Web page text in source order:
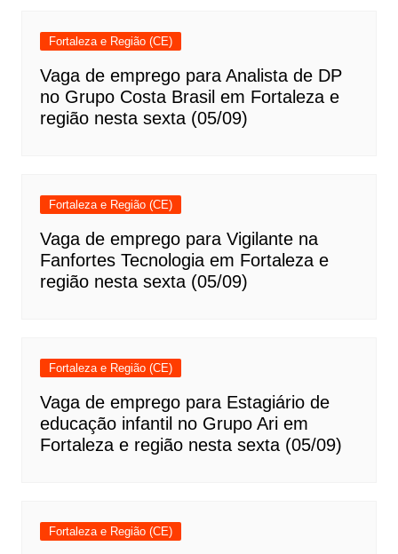
Fortaleza e Região (CE)
Vaga de emprego para Analista de DP
no Grupo Costa Brasil em Fortaleza e
região nesta sexta (05/09)
Fortaleza e Região (CE)
Vaga de emprego para Vigilante na
Fanfortes Tecnologia em Fortaleza e
região nesta sexta (05/09)
Fortaleza e Região (CE)
Vaga de emprego para Estagiário de
educação infantil no Grupo Ari em
Fortaleza e região nesta sexta (05/09)
Fortaleza e Região (CE)